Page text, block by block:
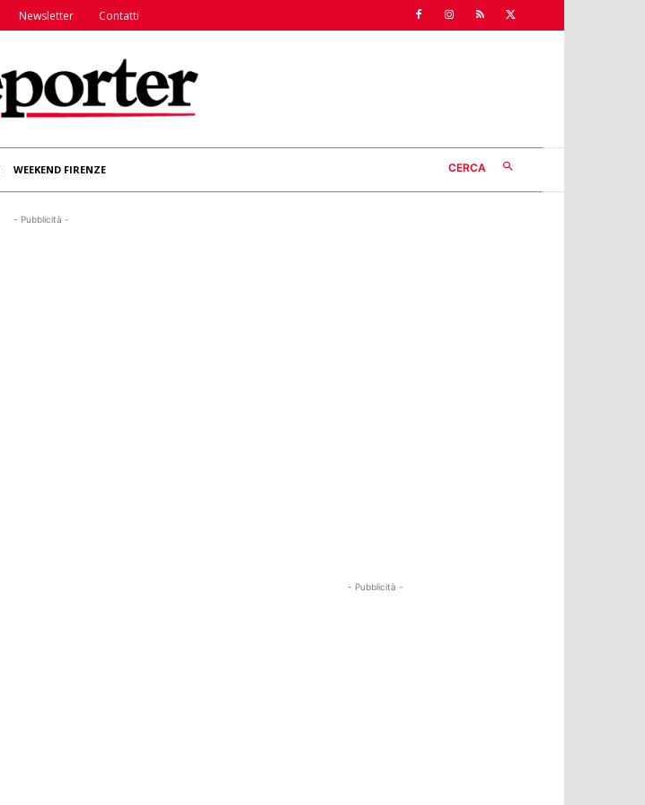
Newsletter Contatti
WEEKEND FIRENZE CERCA
- Pubblicità -
- Pubblicità -